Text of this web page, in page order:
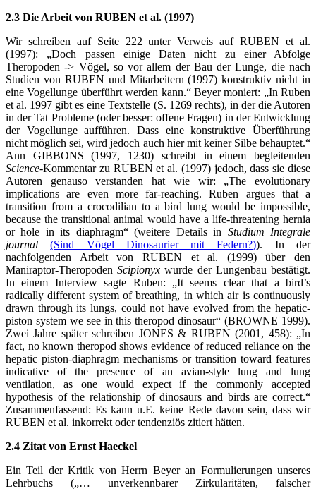
2.3 Die Arbeit von RUBEN et al. (1997)
Wir schreiben auf Seite 222 unter Verweis auf RUBEN et al.
(1997): „Doch passen einige Daten nicht zu einer Abfolge
Theropoden -> Vögel, so vor allem der Bau der Lunge, die nach
Studien von RUBEN und Mitarbeitern (1997) konstruktiv nicht in
eine Vogellunge überführt werden kann.“ Beyer moniert: „In Ruben
et al. 1997 gibt es eine Textstelle (S. 1269 rechts), in der die Autoren
in der Tat Probleme (oder besser: offene Fragen) in der Entwicklung
der Vogellunge aufführen. Dass eine konstruktive Überführung
nicht möglich sei, wird jedoch auch hier mit keiner Silbe behauptet.“
Ann GIBBONS (1997, 1230) schreibt in einem begleitenden
Science-Kommentar zu RUBEN et al. (1997) jedoch, dass sie diese
Autoren genauso verstanden hat wie wir: „The evolutionary
implications are even more far-reaching. Ruben argues that a
transition from a crocodilian to a bird lung would be impossible,
because the transitional animal would have a life-threatening hernia
or hole in its diaphragm“ (weitere Details in Studium Integrale
journal
(Sind Vögel Dinosaurier mit Federn?)). In der
nachfolgenden Arbeit von RUBEN et al. (1999) über den
Maniraptor-TheropodenScipionyx wurde der Lungenbau bestätigt.
In einem Interview sagte Ruben: „It seems clear that a bird’s
radically different system of breathing, in which air is continuously
drawn through its lungs, could not have evolved from the hepatic-
piston system we see in this theropod dinosaur“ (BROWNE 1999).
Zwei Jahre später schreiben JONES & RUBEN (2001, 458): „In
fact, no known theropod shows evidence of reduced reliance on the
hepatic piston-diaphragm mechanisms or transition toward features
indicative of the presence of an avian-style lung and lung
ventilation, as one would expect if the commonly accepted
hypothesis of the relationship of dinosaurs and birds are correct.“
Zusammenfassend: Es kann u.E. keine Rede davon sein, dass wir
RUBEN et al. inkorrekt oder tendenziös zitiert hätten.
2.4 Zitat von Ernst Haeckel
Ein Teil der Kritik von Herrn Beyer an Formulierungen unseres
Lehrbuchs („… unverkennbarer Zirkularitäten, falscher